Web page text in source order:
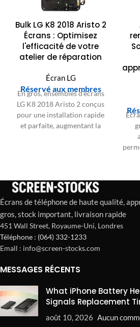
Bulk LG K8 2018 Aristo 2
Écrans : Optimisez
l'efficacité de votre
atelier de réparation
Écran LG
Réservé aux membres
En gros, ensembles d'écrans
LG K8 2018 Aristo 2 conçus
pour une installation rapide
et parfaite, augmentant la
disponible.
Écrans de téléphone de haute qualité,
gros, stock important, livraison rapide
451 Wall Street, Royaume-Uni, Londres
Téléphone : (064) 332-1233
Emall : info@screen-stocks.com
MESSAGES RÉCENTS
What iPhone Battery
Signals Replacement
août 10, 2026 Aucun